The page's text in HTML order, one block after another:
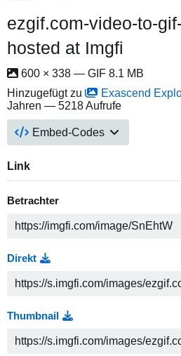
ezgif.com-video-to-
hosted at Imgfi
600 × 338 — GIF 8.1 MB
Hinzugefügt zu
Exascend
Jahren — 5218 Aufrufe
Embed-Codes
Link
Betrachter
Direkt
Thumbnail